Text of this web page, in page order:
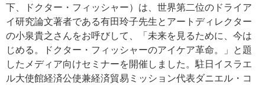
下、ドクター・フィッシャー）は、世界第二位のドライア
イ研究論文著者である有田玲子先生とアートディレクター
の小泉貴之さんをお呼びして、「未来を見るために、今は
じめる。ドクター・フィッシャーのアイケア革命。」と題
したメディア向けセミナーを開催しました。駐日イスラエ
ル大使館経済公使兼経済貿易ミッション代表ダニエル・コ